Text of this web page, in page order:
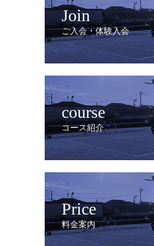
Join
ご入会・体験入会
course
コース紹介
Price
料金案内